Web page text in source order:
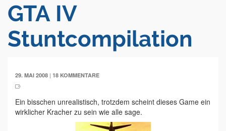
GTA IV
Stuntcompilation
29. MAI 2008 | 18 KOMMENTARE
Ein bisschen unrealistisch, trotzdem scheint dieses Game ein
wirklicher Kracher zu sein wie alle sage.